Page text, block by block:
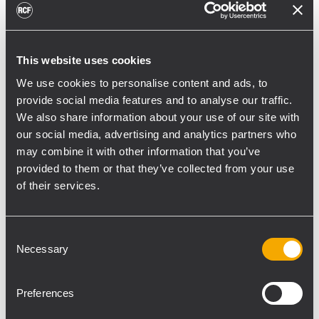
This website uses cookies
We use cookies to personalise content and ads, to
provide social media features and to analyse our traffic.
We also share information about your use of our site with
our social media, advertising and analytics partners who
may combine it with other information that you’ve
provided to them or that they’ve collected from your use
of their services.
Selection
Necessary
Preferences
dos HDL 30-A a cada lado, se suspendieron
utilizando un único motor CM con una
plataforma móvil con cuatro módulos HDL
50-A o HDL 30-A permitió una instalación
rápida y sencilla con solo dos personas. Los
veinte subwoofers SUB 9006-AS se
instalaron en la parte frontal del escenario
en dos filas de diez subwoofers cada una.
Su colocación en curva end-fire aseguró
graves hacia el escenario. Las dos torres de
retardo se colocaron a 80 metros de la PA
principal. Cada una contaba con un array de
8 módulos HDL 30-A, suspendidos con un